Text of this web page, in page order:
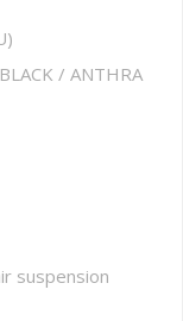
/ ANTHRA
suspension